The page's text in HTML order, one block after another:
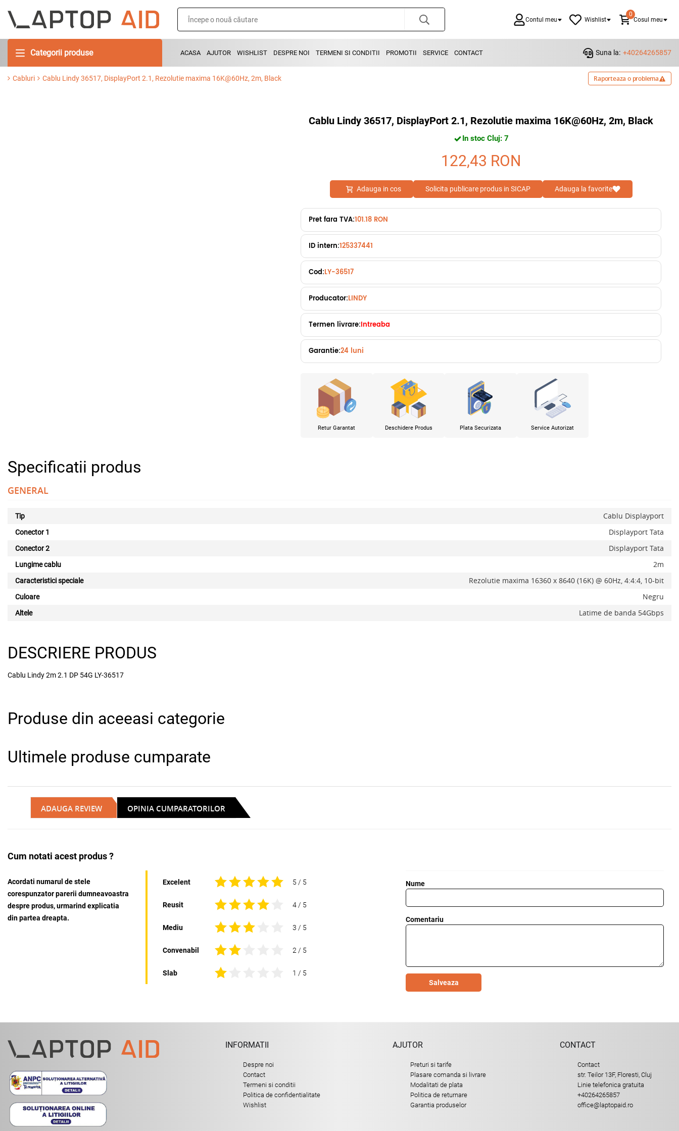
Contul meu Wishlist
0
Cosul meu
Categorii produse ACASA AJUTOR WISHLIST DESPRE NOI TERMENI SI CONDITII PROMOTII SERVICE CONTACT Suna la: +40264265857
Cabluri Cablu Lindy 36517, DisplayPort 2.1, Rezolutie maxima 16K@60Hz, 2m, Black Raporteaza o problema
Cablu Lindy 36517, DisplayPort 2.1, Rezolutie maxima 16K@60Hz, 2m, Black
In stoc Cluj: 7
122,43 RON
Adauga in cos Solicita publicare produs in SICAP Adauga la favorite
Pret fara TVA:101.18 RON
ID intern:125337441
Cod:LY-36517
Producator:LINDY
Termen livrare:Intreaba
Garantie:24 luni
Retur Garantat Deschidere Produs Plata Securizata Service Autorizat
Specificatii produs
GENERAL
Tip Cablu Displayport
Conector 1 Displayport Tata
Conector 2 Displayport Tata
Lungime cablu 2m
Caracteristici speciale Rezolutie maxima 16360 x 8640 (16K) @ 60Hz, 4:4:4, 10-bit
Culoare Negru
Altele Latime de banda 54Gbps
DESCRIERE PRODUS
Cablu Lindy 2m 2.1 DP 54G LY-36517
Produse din aceeasi categorie
Ultimele produse cumparate
ADAUGA REVIEW OPINIA CUMPARATORILOR
Cum notati acest produs ?
Acordati numarul de stele
corespunzator parerii dumneavoastra
despre produs, urmarind explicatia
din partea dreapta.
Excelent 5 / 5
Reusit 4 / 5
Mediu 3 / 5
Convenabil 2 / 5
Slab 1 / 5
Nume
Comentariu
Salveaza
INFORMATII
Despre noi
Contact
Termeni si conditii
Politica de confidentialitate
Wishlist
AJUTOR
Preturi si tarife
Plasare comanda si livrare
Modalitati de plata
Politica de returnare
Garantia produselor
CONTACT
Contact
str. Teilor 13F, Floresti, Cluj
Linie telefonica gratuita
+40264265857
office@laptopaid.ro